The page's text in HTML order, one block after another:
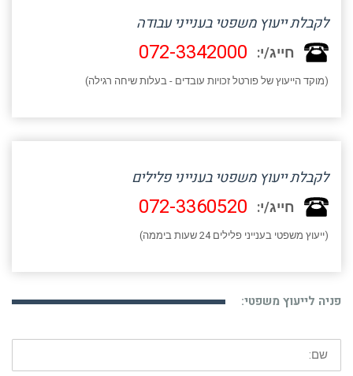
לקבלת ייעוץ משפטי בענייני עבודה
חייג/י: 072-3342000
(מוקד הייעוץ של פורטל זכויות עובדים - בעלות שיחה רגילה)
לקבלת ייעוץ משפטי בענייני פלילים
חייג/י: 072-3360520
(ייעוץ משפטי בענייני פלילים 24 שעות ביממה)
פניה לייעוץ משפטי:
שם: